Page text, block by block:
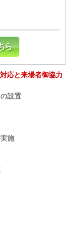
応と来場者御協力
設置
施